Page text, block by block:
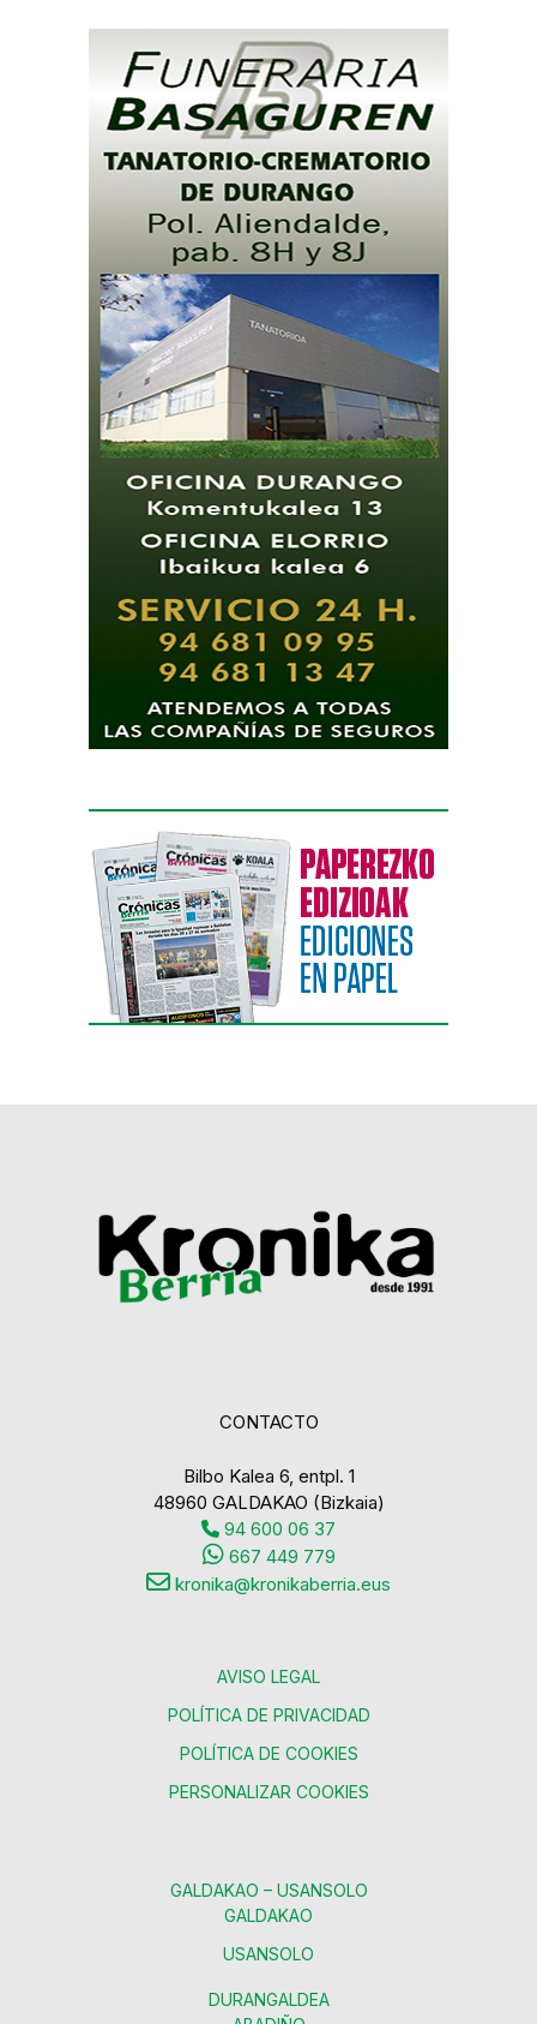
CONTACTO
Bilbo Kalea 6, entpl. 1
48960 GALDAKAO (Bizkaia)
94 600 06 37
667 449 779
kronika@kronikaberria.eus
AVISO LEGAL
POLÍTICA DE PRIVACIDAD
POLÍTICA DE COOKIES
PERSONALIZAR COOKIES
GALDAKAO – USANSOLO
GALDAKAO
USANSOLO
DURANGALDEA